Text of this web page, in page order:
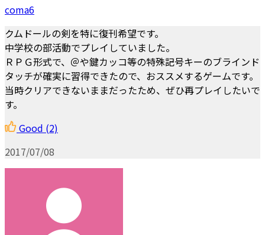
coma6
クムドールの剣を特に復刊希望です。
中学校の部活動でプレイしていました。
ＲＰＧ形式で、＠や鍵カッコ等の特殊記号キーのブラインド
タッチが確実に習得できたので、おススメするゲームです。
当時クリアできないままだったため、ぜひ再プレイしたいで
す。
Good (2)
2017/07/08